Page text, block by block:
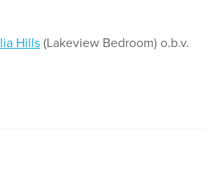
Hills(Lakeview Bedroom) o.b.v.